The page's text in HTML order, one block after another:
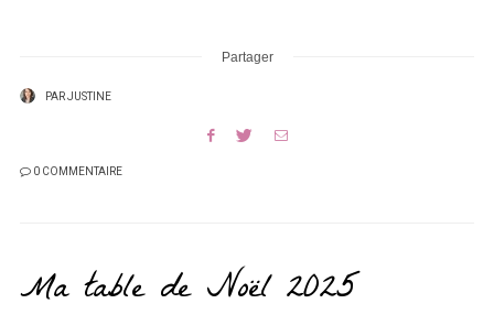
Partager
PARJUSTINE
0 COMMENTAIRE
Ma table de Noël 2025